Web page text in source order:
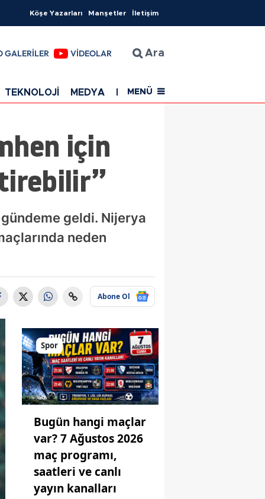
Köşe Yazarları Manşetler İletişim
GALERİLER VİDEOLAR Ara
TEKNOLOJİ MEDYA EĞİTİM SAĞLIK
MENÜ
için
gündeme geldi. Nijerya
neden
Abone Ol
Spor
Bugün hangi maçlar
var? 7 Ağustos 2026
maç programı,
saatleri ve canlı
yayın kanalları